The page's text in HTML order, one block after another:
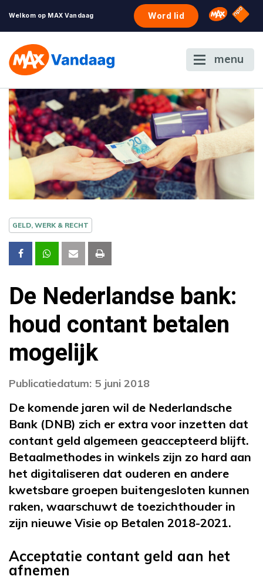
Welkom op MAX Vandaag Word lid Omroep
NPO
menu
GELD, WERK & RECHT
De Nederlandse bank:
houd contant betalen
mogelijk
Publicatiedatum: 5 juni 2018
De komende jaren wil de Nederlandsche
Bank (DNB) zich er extra voor inzetten dat
contant geld algemeen geaccepteerd blijft.
Betaalmethodes in winkels zijn zo hard aan
het digitaliseren dat ouderen en andere
kwetsbare groepen buitengesloten kunnen
raken, waarschuwt de toezichthouder in
zijn nieuwe Visie op Betalen 2018-2021.
Acceptatie contant geld aan het
afnemen